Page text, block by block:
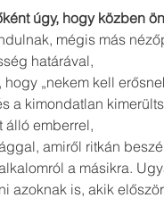
úgy, hogy közben
mégis más
határával,
„nekem kell
a kimondatlan
álló emberrel,
amiről ritkán
a másikra.
azoknak is, akik